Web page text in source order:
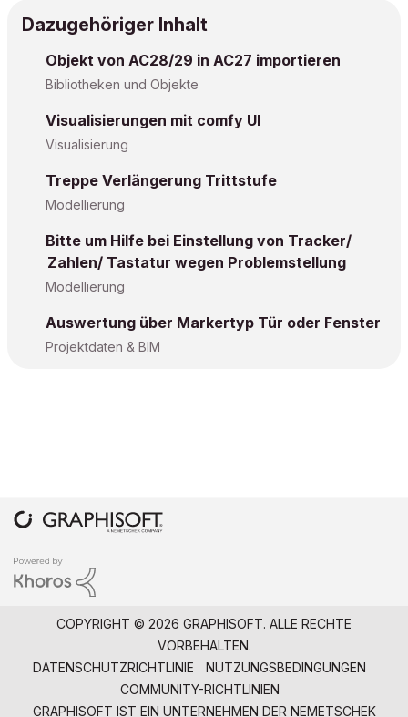
Dazugehöriger Inhalt
Objekt von AC28/29 in AC27 importieren
Bibliotheken und Objekte
Visualisierungen mit comfy UI
Visualisierung
Treppe Verlängerung Trittstufe
Modellierung
Bitte um Hilfe bei Einstellung von Tracker/
Zahlen/ Tastatur wegen Problemstellung
Modellierung
Auswertung über Markertyp Tür oder Fenster
Projektdaten & BIM
COPYRIGHT © 2026 GRAPHISOFT. ALLE RECHTE
VORBEHALTEN.
DATENSCHUTZRICHTLINIE
NUTZUNGSBEDINGUNGEN
COMMUNITY-RICHTLINIEN
GRAPHISOFT IST EIN UNTERNEHMEN DER NEMETSCHEK